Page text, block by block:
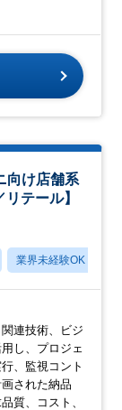
向け店舗系
テール】
業界未経験OK
連技術、ビジ
し、プロジェ
、監視コント
された納品
質、コスト、